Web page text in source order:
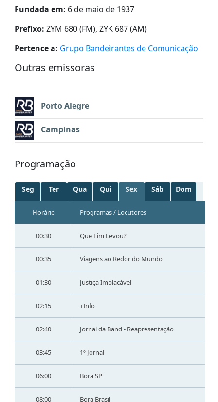
Fundada em: 6 de maio de 1937
Prefixo: ZYM 680 (FM), ZYK 687 (AM)
Pertence a: Grupo Bandeirantes de Comunicação
Outras emissoras
Porto Alegre
Campinas
Programação
Seg Ter Qua Qui Sex Sáb Dom
Horário Programas / Locutores
00:30 Que Fim Levou?
00:35 Viagens ao Redor do Mundo
01:30 Justiça Implacável
02:15 +Info
02:40 Jornal da Band - Reapresentação
03:45 1º Jornal
06:00 Bora SP
08:00 Bora Brasil